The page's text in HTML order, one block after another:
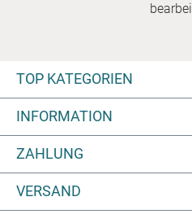
TOP KATEGORIEN
INFORMATION
ZAHLUNG
VERSAND